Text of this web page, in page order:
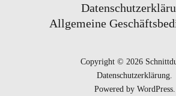
Allgemeine
Copyright © 2026
Datenschutzerklärung
Powered by WordPress